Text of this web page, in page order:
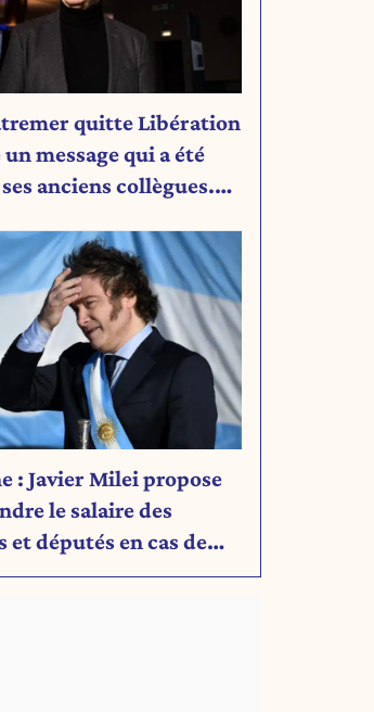
quitte Libération
message qui a été
anciens collègues.
: Javier Milei propose
le salaire des
et députés en cas de